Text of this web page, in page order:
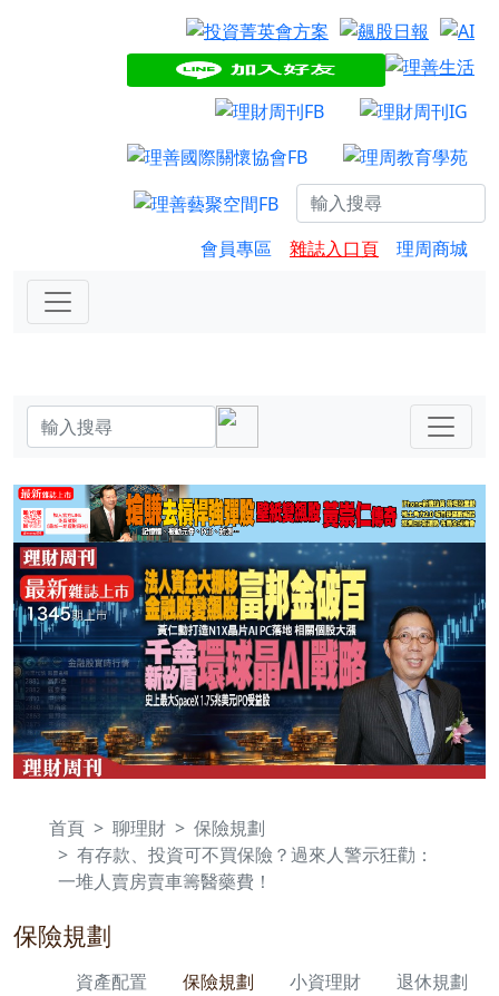
會員專區 雜誌入口頁 理周商城
首頁 聊理財
保險規劃
有存款、投資可不買保險？過來人警示狂勸：
一堆人賣房賣車籌醫藥費！
保險規劃
資產配置 保險規劃 小資理財 退休規劃